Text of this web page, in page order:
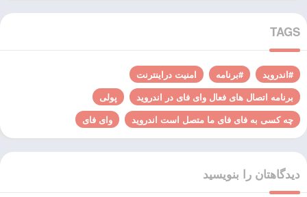
TAGS
#اندروید #برنامه
امنیت دراینترنت
برنامه اتصال های فعال وای فای در اندروید
پولی
چه کسی به فای فای ما متصل است اندروید
وای فای
دیدگاهتان را بنویسید